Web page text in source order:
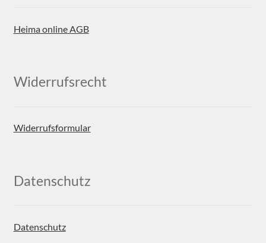
Heima online AGB
Widerrufsrecht
Widerrufsformular
Datenschutz
Datenschutz